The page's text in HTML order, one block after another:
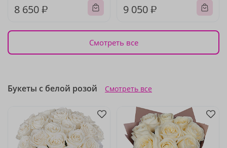
8 650 ₽ 9 050 ₽
Смотреть все
Букеты с белой розой Смотреть все